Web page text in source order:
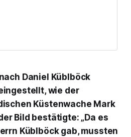
Daniel Küblböck
wie der
Küstenwache Mark
Bild bestätigte: „Da es
Küblböck gab, mussten